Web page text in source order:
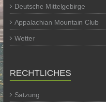
Deutsche Mittelgebirge
Appalachian Mountain Club
Wetter
RECHTLICHES
Satzung